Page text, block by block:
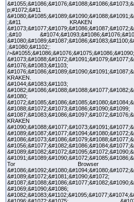
p;#1072;&#11
;&#11 KRAKEN
;&#10
;&#1080;&#1102;:
/
&#1076;&#1083;&#1103;
KRAKEN.
&#1044;&#1083;&#1103;
&#1080;
&#1088;&#1072;&#1073;&#1086;&#1090;&#1099;
KRAKEN
Tor Browser
&#1089;&#1072;&#1081;&#1090;&#1072;
&#1069;&#1090;&#1086;